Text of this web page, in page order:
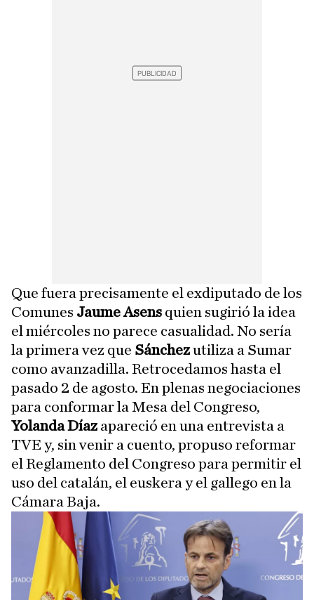
Que fuera precisamente el exdiputado de los
Comunes Jaume Asens quien sugirió la idea
el miércoles no parece casualidad. No sería
la primera vez que Sánchezutiliza a Sumar
como avanzadilla. Retrocedamos hasta el
pasado 2 de agosto. En plenas negociaciones
para conformar la Mesa del Congreso,
Yolanda Díazapareció en una entrevista a
TVE y, sin venir a cuento, propuso reformar
el Reglamento del Congreso para permitir el
uso del catalán, el euskera y el gallego en la
Cámara Baja.